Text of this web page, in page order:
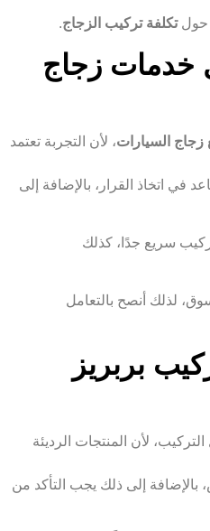
حولتكلفة تركيب الزجاج.
خدمات زجاج
زجاج السيارات، لأن التجربة تعتمد
في اتخاذ القرار، بالإضافة إلى
سريع جدًا، كذلك
لذلك أنصح بالتعامل
بربريز
لأن المنتجات الرديئة
إلى ذلك يجب التأكد من